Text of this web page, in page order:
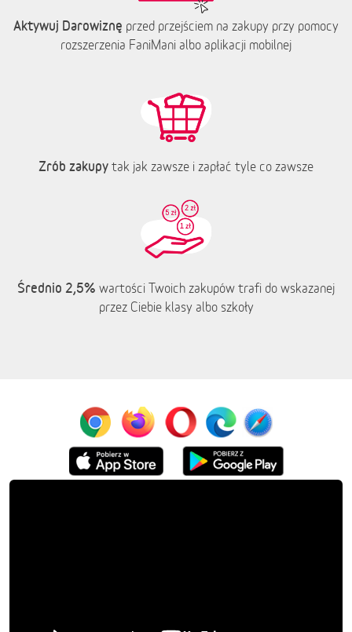
Aktywuj Darowiznę przed przejściem na zakupy przy pomocy
rozszerzenia FaniMani albo aplikacji mobilnej
Zrób zakupy tak jak zawsze i zapłać tyle co zawsze
Średnio 2,5% wartości Twoich zakupów trafi do wskazanej
przez Ciebie klasy albo szkoły